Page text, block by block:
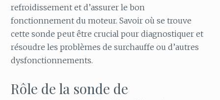
refroidissement et d’assurer le bon
fonctionnement du moteur. Savoir où se trouve
cette sonde peut être crucial pour diagnostiquer et
résoudre les problèmes de surchauffe ou d’autres
dysfonctionnements.
Rôle de la sonde de